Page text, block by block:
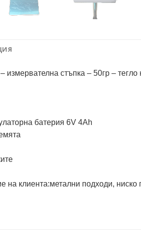
стъпка – 50гр – тегло
батерия 6V 4Ah
клиента:метални подходи,